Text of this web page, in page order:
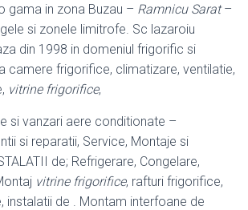
gama in zona Buzau – Ramnicu Sarat–
si zonele limitrofe. Sc lazaroiu
din 1998 in domeniul frigorific si
camere frigorifice, climatizare, ventilatie,
vitrine frigorifice,
si vanzari aere conditionate –
si reparatii, Service, Montaje si
de; Refrigerare, Congelare,
vitrine frigorifice, rafturi frigorifice,
instalatii de . Montam interfoane de